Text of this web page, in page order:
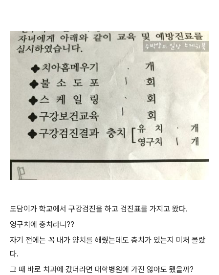
도담이가 학교에서 구강검진을 하고 검진표를 가지고 왔다.
영구치에 충치라니??
자기 전에는 꼭 내가 양치를 해줬는데도 충치가 있는지 미처 몰랐
다.
그 때 바로 치과에 갔더라면 대학병원에 가진 않아도 됐을까?